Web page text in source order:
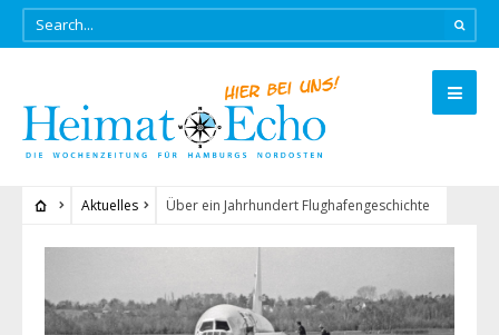
Aktuelles Über ein Jahrhundert Flughafengeschichte